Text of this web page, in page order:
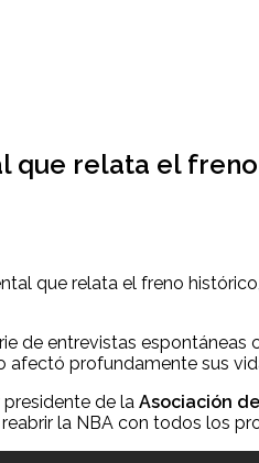
que relata el
que relata el freno
de entrevistas
profundamente sus
de la Asociación
la NBA con todos los